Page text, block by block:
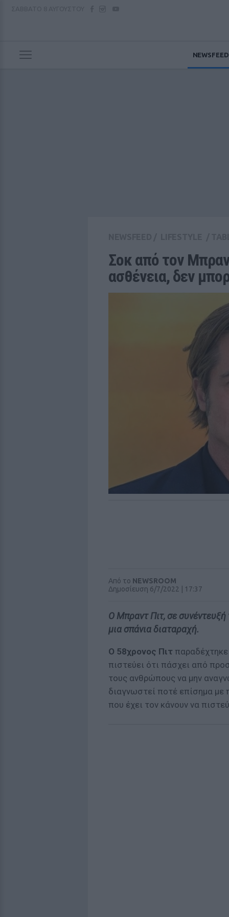
NEWSFEED
Σοκ από τον
ασθένεια, δεν
Από το NEWSROOM
Δημοσίευση 6/7/2022 | 17:37
Ο Μπραντ Πιτ, σε
μια σπάνια διαταραχή.
Ο 58χρονος Πιτ
πιστεύει ότι πάσχει από
τους ανθρώπους να μην
διαγνωστεί ποτέ επίσημα
που έχει τον κάνουν να